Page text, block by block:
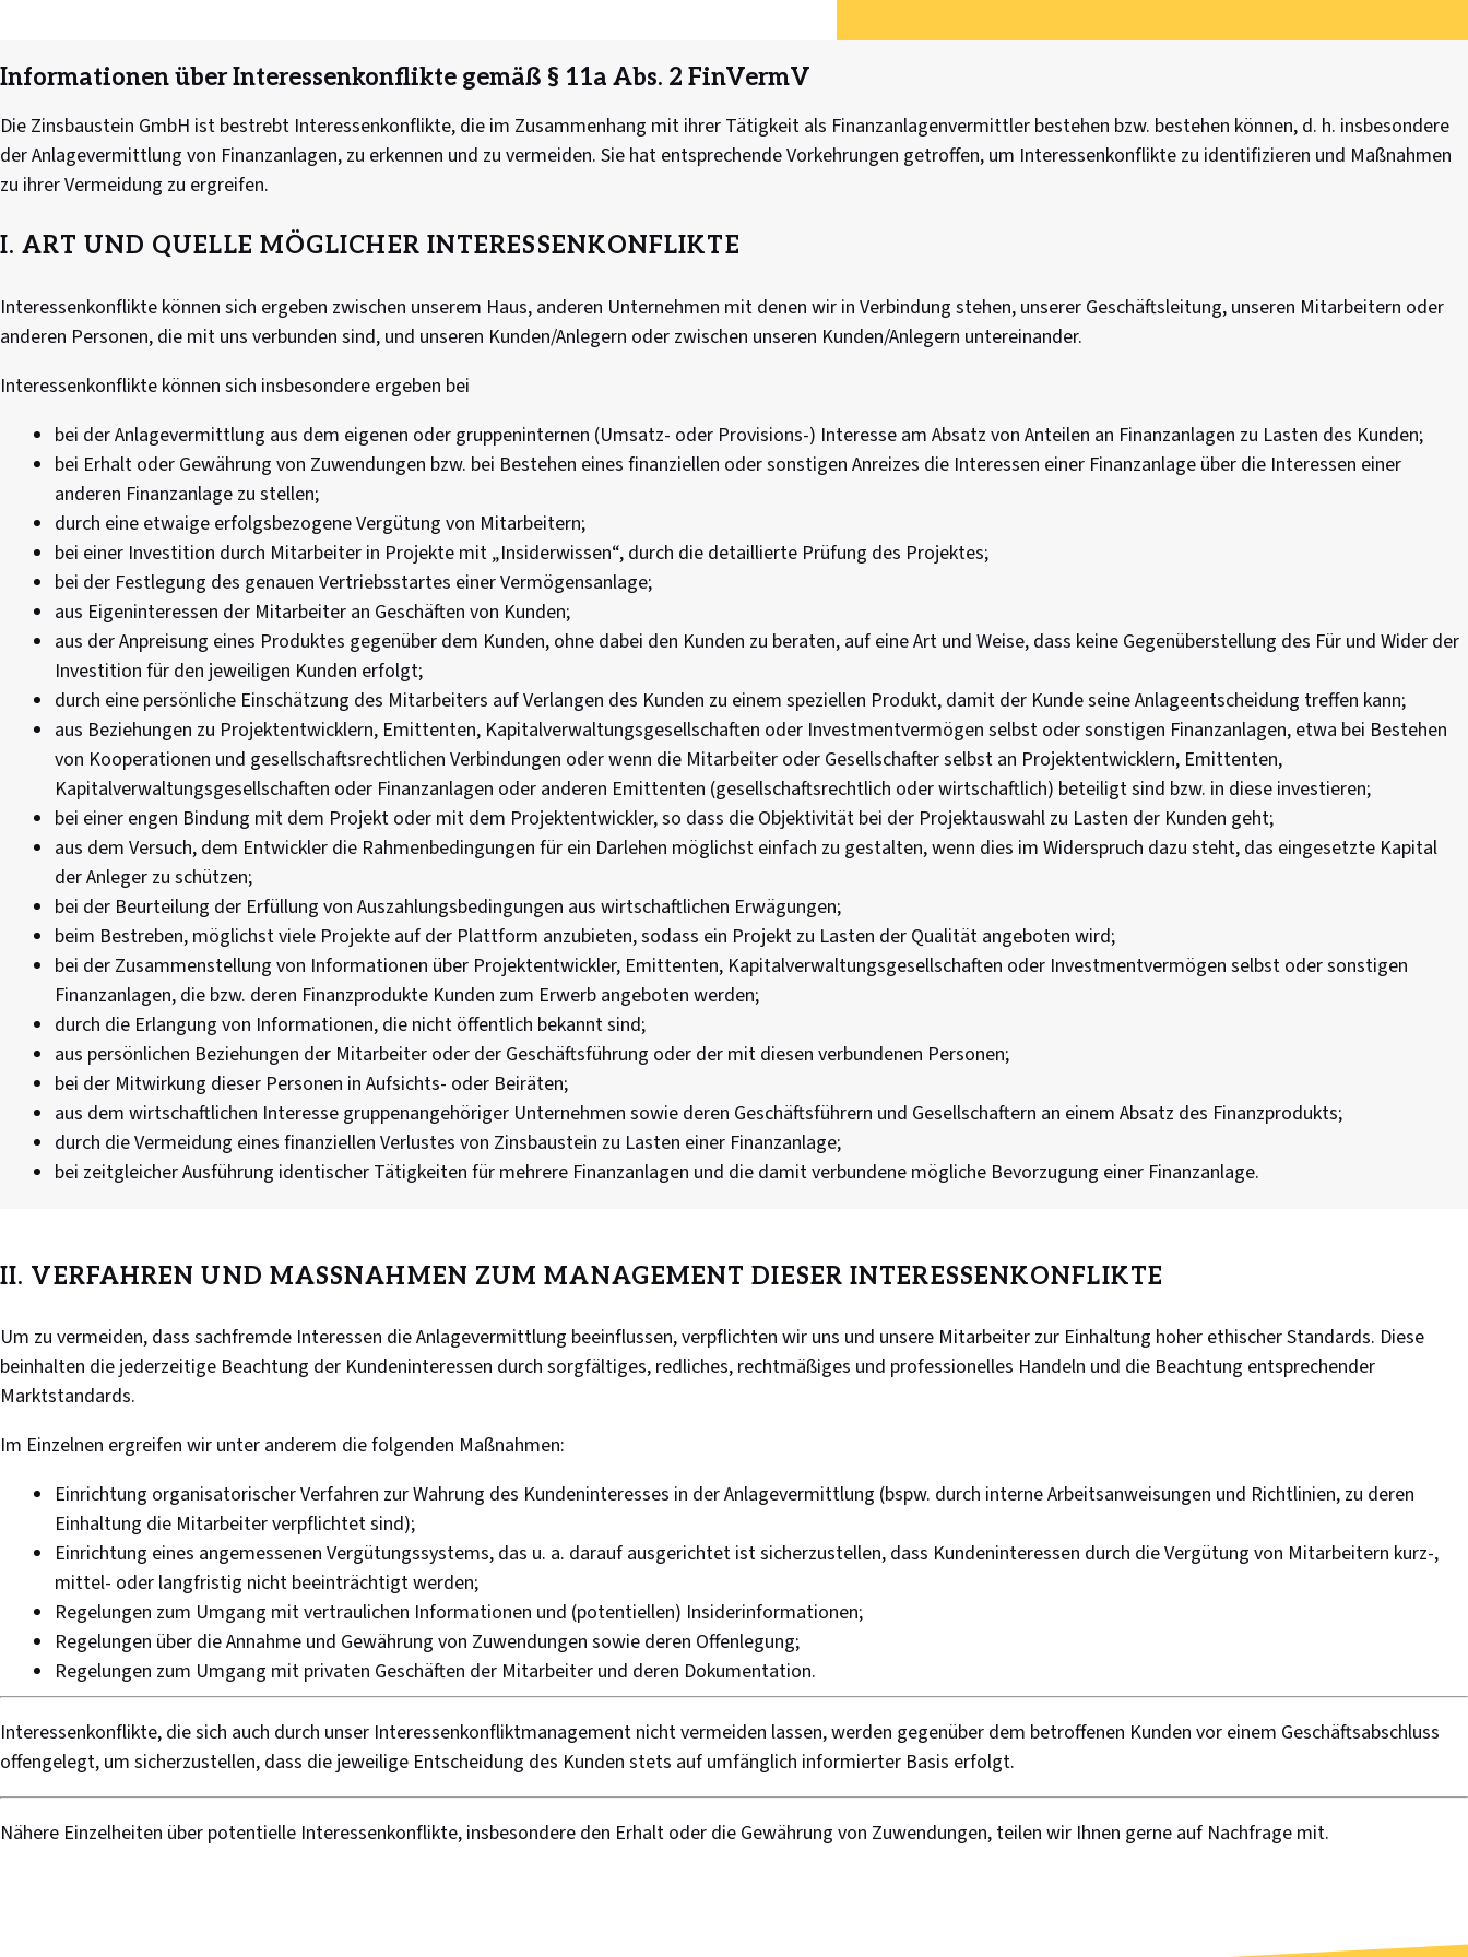
Informationen über Interessenkonflikte gemäß § 11a Abs. 2 FinVermV
Die Zinsbaustein GmbH ist bestrebt Interessenkonflikte, die im Zusammenhang mit ihrer Tätigkeit als Finanzanlagenvermittler bestehen bzw. bestehen können, d. h. insbesondere
der Anlagevermittlung von Finanzanlagen, zu erkennen und zu vermeiden. Sie hat entsprechende Vorkehrungen getroffen, um Interessenkonflikte zu identifizieren und Maßnahmen
zu ihrer Vermeidung zu ergreifen.
I. ART UND QUELLE MÖGLICHER INTERESSENKONFLIKTE
Interessenkonflikte können sich ergeben zwischen unserem Haus, anderen Unternehmen mit denen wir in Verbindung stehen, unserer Geschäftsleitung, unseren Mitarbeitern oder
anderen Personen, die mit uns verbunden sind, und unseren Kunden/Anlegern oder zwischen unseren Kunden/Anlegern untereinander.
Interessenkonflikte können sich insbesondere ergeben bei
bei der Anlagevermittlung aus dem eigenen oder gruppeninternen (Umsatz- oder Provisions-) Interesse am Absatz von Anteilen an Finanzanlagen zu Lasten des Kunden;
bei Erhalt oder Gewährung von Zuwendungen bzw. bei Bestehen eines finanziellen oder sonstigen Anreizes die Interessen einer Finanzanlage über die Interessen einer
anderen Finanzanlage zu stellen;
durch eine etwaige erfolgsbezogene Vergütung von Mitarbeitern;
bei einer Investition durch Mitarbeiter in Projekte mit „Insiderwissen“, durch die detaillierte Prüfung des Projektes;
bei der Festlegung des genauen Vertriebsstartes einer Vermögensanlage;
aus Eigeninteressen der Mitarbeiter an Geschäften von Kunden;
aus der Anpreisung eines Produktes gegenüber dem Kunden, ohne dabei den Kunden zu beraten, auf eine Art und Weise, dass keine Gegenüberstellung des Für und Wider der
Investition für den jeweiligen Kunden erfolgt;
durch eine persönliche Einschätzung des Mitarbeiters auf Verlangen des Kunden zu einem speziellen Produkt, damit der Kunde seine Anlageentscheidung treffen kann;
aus Beziehungen zu Projektentwicklern, Emittenten, Kapitalverwaltungsgesellschaften oder Investmentvermögen selbst oder sonstigen Finanzanlagen, etwa bei Bestehen
von Kooperationen und gesellschaftsrechtlichen Verbindungen oder wenn die Mitarbeiter oder Gesellschafter selbst an Projektentwicklern, Emittenten,
Kapitalverwaltungsgesellschaften oder Finanzanlagen oder anderen Emittenten (gesellschaftsrechtlich oder wirtschaftlich) beteiligt sind bzw. in diese investieren;
bei einer engen Bindung mit dem Projekt oder mit dem Projektentwickler, so dass die Objektivität bei der Projektauswahl zu Lasten der Kunden geht;
aus dem Versuch, dem Entwickler die Rahmenbedingungen für ein Darlehen möglichst einfach zu gestalten, wenn dies im Widerspruch dazu steht, das eingesetzte Kapital
der Anleger zu schützen;
bei der Beurteilung der Erfüllung von Auszahlungsbedingungen aus wirtschaftlichen Erwägungen;
beim Bestreben, möglichst viele Projekte auf der Plattform anzubieten, sodass ein Projekt zu Lasten der Qualität angeboten wird;
bei der Zusammenstellung von Informationen über Projektentwickler, Emittenten, Kapitalverwaltungsgesellschaften oder Investmentvermögen selbst oder sonstigen
Finanzanlagen, die bzw. deren Finanzprodukte Kunden zum Erwerb angeboten werden;
durch die Erlangung von Informationen, die nicht öffentlich bekannt sind;
aus persönlichen Beziehungen der Mitarbeiter oder der Geschäftsführung oder der mit diesen verbundenen Personen;
bei der Mitwirkung dieser Personen in Aufsichts- oder Beiräten;
aus dem wirtschaftlichen Interesse gruppenangehöriger Unternehmen sowie deren Geschäftsführern und Gesellschaftern an einem Absatz des Finanzprodukts;
durch die Vermeidung eines finanziellen Verlustes von Zinsbaustein zu Lasten einer Finanzanlage;
bei zeitgleicher Ausführung identischer Tätigkeiten für mehrere Finanzanlagen und die damit verbundene mögliche Bevorzugung einer Finanzanlage.
II. VERFAHREN UND MASSNAHMEN ZUM MANAGEMENT DIESER INTERESSENKONFLIKTE
Um zu vermeiden, dass sachfremde Interessen die Anlagevermittlung beeinflussen, verpflichten wir uns und unsere Mitarbeiter zur Einhaltung hoher ethischer Standards. Diese
beinhalten die jederzeitige Beachtung der Kundeninteressen durch sorgfältiges, redliches, rechtmäßiges und professionelles Handeln und die Beachtung entsprechender
Marktstandards.
Im Einzelnen ergreifen wir unter anderem die folgenden Maßnahmen:
Einrichtung organisatorischer Verfahren zur Wahrung des Kundeninteresses in der Anlagevermittlung (bspw. durch interne Arbeitsanweisungen und Richtlinien, zu deren
Einhaltung die Mitarbeiter verpflichtet sind);
Einrichtung eines angemessenen Vergütungssystems, das u. a. darauf ausgerichtet ist sicherzustellen, dass Kundeninteressen durch die Vergütung von Mitarbeitern kurz-,
mittel- oder langfristig nicht beeinträchtigt werden;
Regelungen zum Umgang mit vertraulichen Informationen und (potentiellen) Insiderinformationen;
Regelungen über die Annahme und Gewährung von Zuwendungen sowie deren Offenlegung;
Regelungen zum Umgang mit privaten Geschäften der Mitarbeiter und deren Dokumentation.
Interessenkonflikte, die sich auch durch unser Interessenkonfliktmanagement nicht vermeiden lassen, werden gegenüber dem betroffenen Kunden vor einem Geschäftsabschluss
offengelegt, um sicherzustellen, dass die jeweilige Entscheidung des Kunden stets auf umfänglich informierter Basis erfolgt.
Nähere Einzelheiten über potentielle Interessenkonflikte, insbesondere den Erhalt oder die Gewährung von Zuwendungen, teilen wir Ihnen gerne auf Nachfrage mit.